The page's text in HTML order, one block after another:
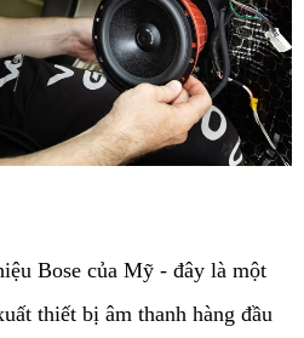
Bose của Mỹ - đây là một
thiết bị âm thanh hàng đầu